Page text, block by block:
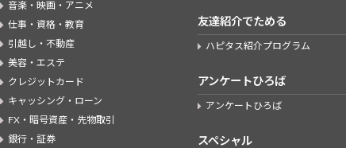
音楽・映画・アニメ
仕事・資格・教育
引越し・不動産
美容・エステ
クレジットカード
キャッシング・ローン
FX・暗号資産・先物取引
銀行・証券
友達紹介でためる
ハピタス紹介プログラム
アンケートひろば
アンケートひろば
スペシャル